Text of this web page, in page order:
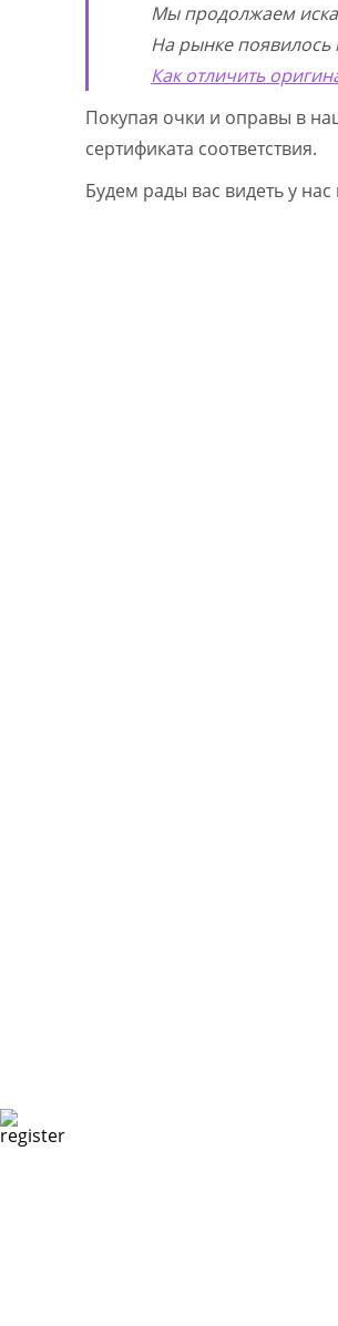
Мы продолжаем
На рынке появилось
Как отличить
Покупая очки и оправы в
сертификата соответствия.
Будем рады вас видеть у